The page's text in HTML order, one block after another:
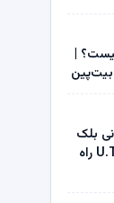
|
بلک
راک و ویزا در اتریوم – U.Today راه